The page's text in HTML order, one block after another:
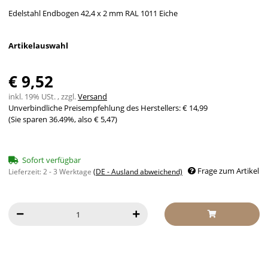
Edelstahl Endbogen 42,4 x 2 mm RAL 1011 Eiche
Artikelauswahl
€ 9,52
inkl. 19% USt. , zzgl.Versand
Unverbindliche Preisempfehlung des Herstellers:€ 14,99
(Sie sparen 36.49%, also € 5,47)
Sofort verfügbar
Lieferzeit:2 - 3 Werktage (DE - Ausland abweichend) Frage zum Artikel